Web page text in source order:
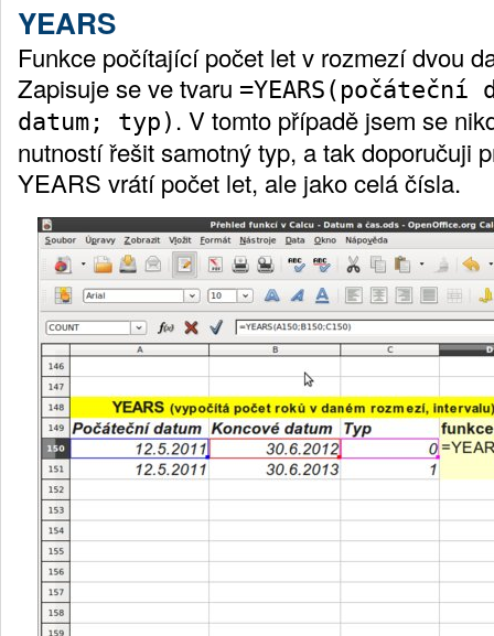
YEARS
Funkce počítající počet let v rozmezí dvou
Zapisuje se ve tvaru =YEARS(počáteční
datum; typ) . V tomto případě jsem se
nutností řešit samotný typ, a tak doporučuji
YEARS vrátí počet let, ale jako celá čísla.